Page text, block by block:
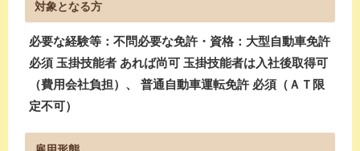
対象となる方
必要な経験等：不問必要な免許・資格：大型自動車免許
必須 玉掛技能者 あれば尚可 玉掛技能者は入社後取得可
（費用会社負担）、 普通自動車運転免許 必須（ＡＴ限
定不可）